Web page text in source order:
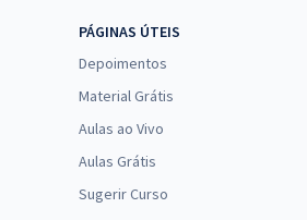
PÁGINAS ÚTEIS
Depoimentos
Material Grátis
Aulas ao Vivo
Aulas Grátis
Sugerir Curso